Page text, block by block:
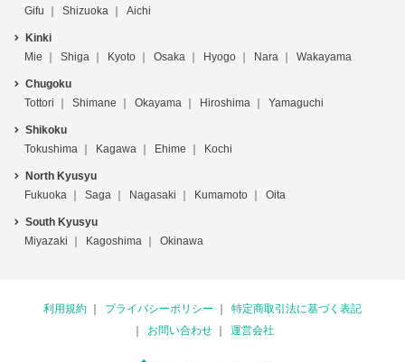
Gifu
Shizuoka Aichi
Kinki
Mie
Shiga Kyoto Osaka Hyogo Nara Wakayama
Chugoku
Tottori
Shimane Okayama Hiroshima Yamaguchi
Shikoku
Tokushima
Kagawa Ehime Kochi
North Kyusyu
Fukuoka
Saga Nagasaki Kumamoto Oita
South Kyusyu
Miyazaki
Kagoshima Okinawa
利用規約 プライバシーポリシー
特定商取引法に基づく表記
お問い合わせ
運営会社